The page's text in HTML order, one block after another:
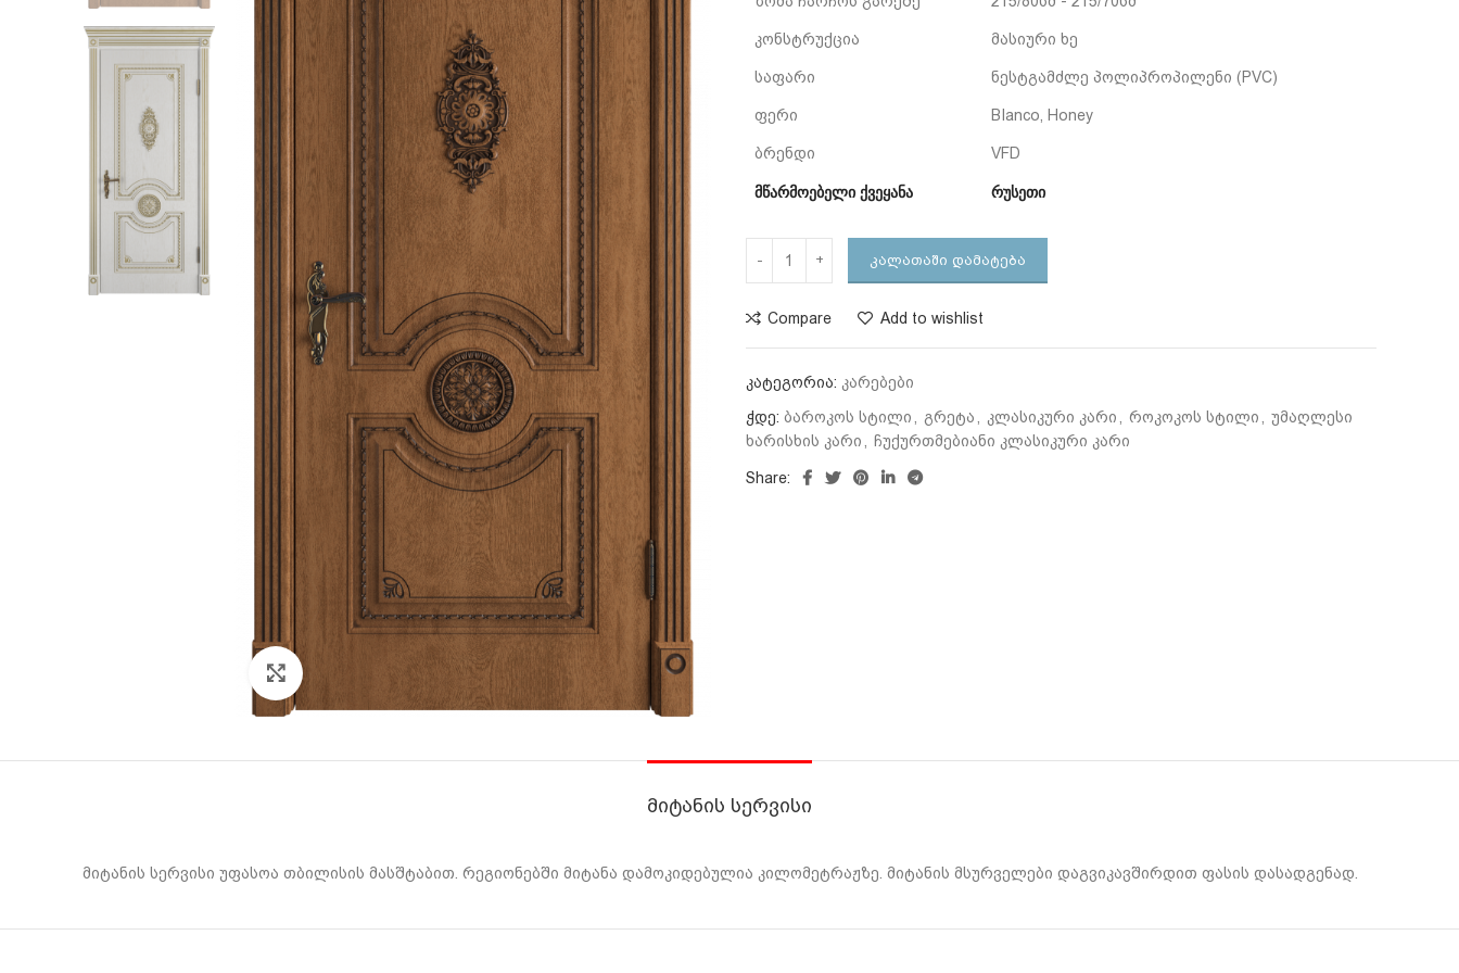
Click to enlarge
კონსტრუქცია მასიური ხე
საფარი ნესტგამძლე პოლიპროპილენი (PVC)
ფერი BIanco, Honey
ბრენდი VFD
მწარმოებელი ქვეყანა რუსეთი
ᲙᲐᲚᲐᲗᲐᲨᲘ ᲓᲐᲛᲐᲢᲔᲑᲐ
Compare Add to wishlist
კატეგორია: კარებები
ჭდე: ბაროკოს სტილი გრეტა კლასიკური კარი როკოკოს სტილი
უმაღლესი
ხარისხის კარი
ჩუქურთმებიანი კლასიკური კარი
Share:
ᲛᲘᲢᲐᲜᲘᲡ ᲡᲔᲠᲕᲘᲡᲘ
მიტანის სერვისი უფასოა თბილისის მასშტაბით. რეგიონებში მიტანა დამოკიდებულია კილომეტრაჟზე. მიტანის მსურველები დაგვიკავშირდით ფასის დასადგენად.